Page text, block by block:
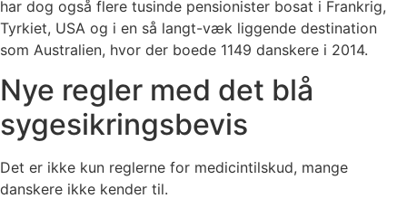
har dog også flere tusinde pensionister bosat i Frankrig,
Tyrkiet, USA og i en så langt-væk liggende destination
som Australien, hvor der boede 1149 danskere i 2014.
Nye regler med det blå
sygesikringsbevis
Det er ikke kun reglerne for medicintilskud, mange
danskere ikke kender til.